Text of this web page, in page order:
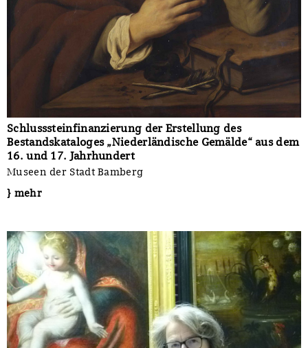
Schlusssteinfinanzierung der Erstellung des
Bestandskataloges „Niederländische Gemälde“ aus dem
16. und 17. Jahrhundert
Museen der Stadt Bamberg
} mehr